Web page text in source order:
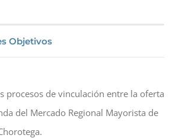
Objetivos
procesos de vinculación entre la oferta
del Mercado Regional Mayorista de